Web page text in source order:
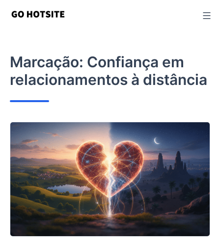
Marcação: Confiança em
relacionamentos à distância